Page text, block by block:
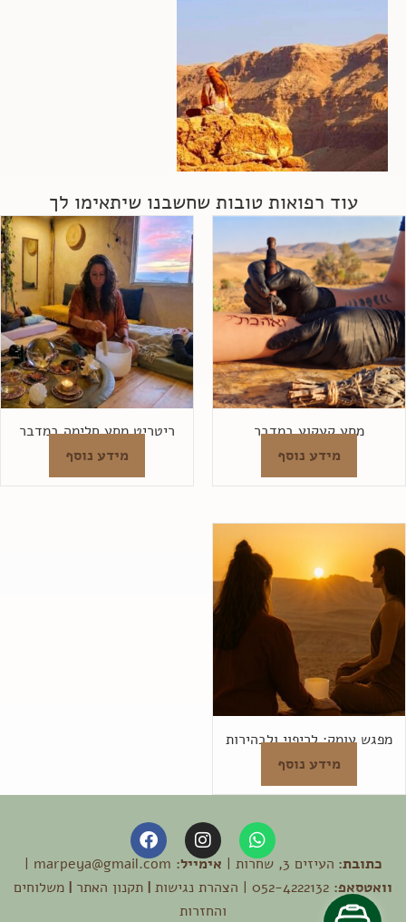
עוד רפואות טובות שחשבנו שיתאימו לך
מסע קעקוע במדבר
מידע נוסף
ריטריט מסע חלימה במדבר
מידע נוסף
מפגש עומק: לריפוי ולבהירות
מידע נוסף
W
h
a
t
I
n
s
t
a
F
a
c
e
כתובת:העיזים 3, שחרות | אימייל:marpeya@gmail.com |
וואטסאפ:052-4222132 | הצהרת נגישות|תקנון האתר|משלוחים
והחזרות